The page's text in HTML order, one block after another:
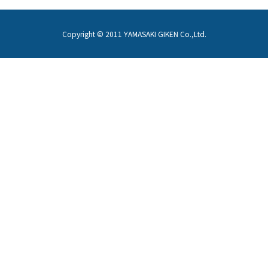
Copyright © 2011 YAMASAKI GIKEN Co.,Ltd.